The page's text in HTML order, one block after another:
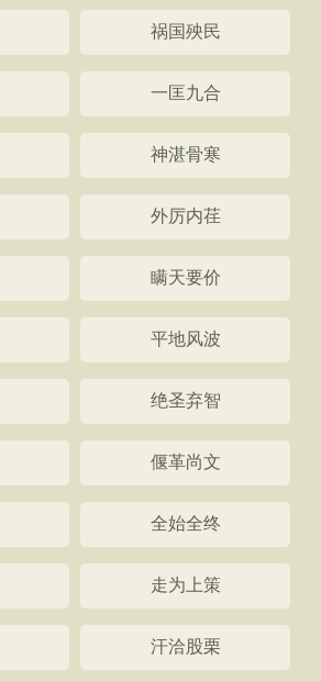
祸国殃民
一匡九合
神湛骨寒
外厉内荏
瞒天要价
平地风波
绝圣弃智
偃革尚文
全始全终
走为上策
汗洽股栗